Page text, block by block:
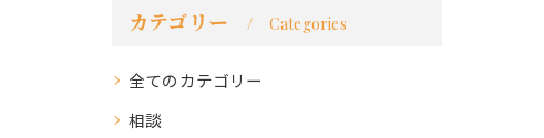
カテゴリー Categories
全てのカテゴリー
相談